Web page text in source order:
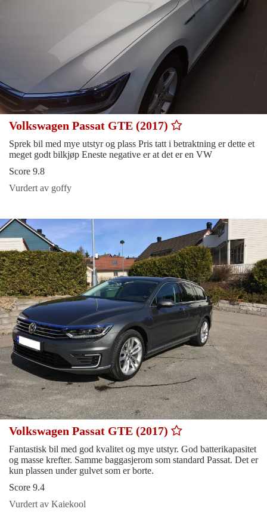
Volkswagen Passat GTE (2017)
Sprek bil med mye utstyr og plass Pris tatt i betraktning er dette et
meget godt bilkjøp Eneste negative er at det er en VW
Score 9.8
Vurdert av goffy
Volkswagen Passat GTE (2017)
Fantastisk bil med god kvalitet og mye utstyr. God batterikapasitet
og masse krefter. Samme baggasjerom som standard Passat. Det er
kun plassen under gulvet som er borte.
Score 9.4
Vurdert av Kaiekool